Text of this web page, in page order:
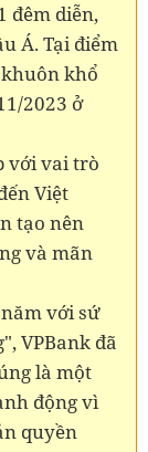
đêm diễn,
Á. Tại điểm
khổ
2023 ở
với vai trò
Việt
tạo nên
và mãn
với sứ
VPBank đã
là một
động vì
quyền